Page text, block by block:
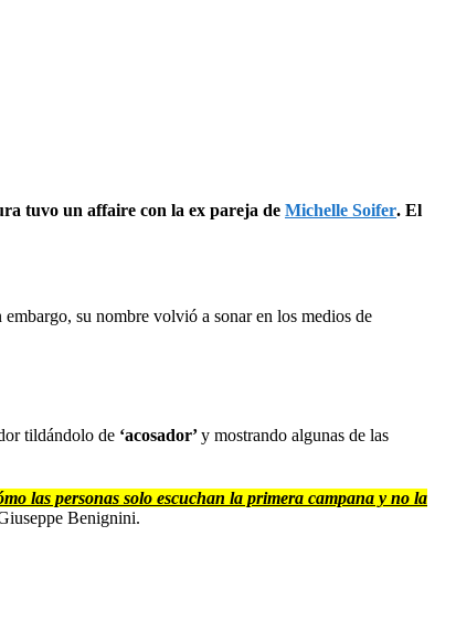
tuvo un affaire con la ex pareja de Michelle Soifer. El
embargo, su nombre volvió a sonar en los medios de
tildándolo de ‘acosador’y mostrando algunas de las
las personas solo escuchan la primera campana y no la
Benignini.